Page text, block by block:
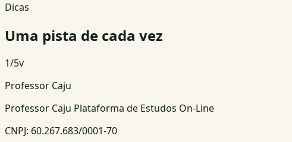
Dicas
Uma pista de cada vez
1/5v
Professor Caju
Professor Caju Plataforma de Estudos On-Line
CNPJ: 60.267.683/0001-70